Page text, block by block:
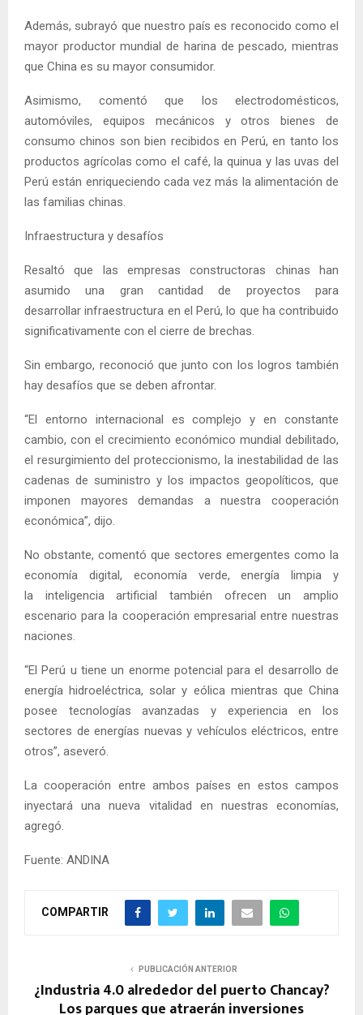
Además, subrayó que nuestro país es reconocido como el
mayor productor mundial de harina de pescado, mientras
que China es su mayor consumidor.
Asimismo, comentó que los electrodomésticos,
automóviles, equipos mecánicos y otros bienes de
consumo chinos son bien recibidos en Perú, en tanto los
productos agrícolas como el café, la quinua y las uvas del
Perú están enriqueciendo cada vez más la alimentación de
las familias chinas.
Infraestructura y desafíos
Resaltó que las empresas constructoras chinas han
asumido una gran cantidad de proyectos para
desarrollar infraestructura en el Perú, lo que ha contribuido
significativamente con el cierre de brechas.
Sin embargo, reconoció que junto con los logros también
hay desafíos que se deben afrontar.
“El entorno internacional es complejo y en constante
cambio, con el crecimiento económico mundial debilitado,
el resurgimiento del proteccionismo, la inestabilidad de las
cadenas de suministro y los impactos geopolíticos, que
imponen mayores demandas a nuestra cooperación
económica”, dijo.
No obstante, comentó que sectores emergentes como la
economía digital, economía verde, energía limpia y
la inteligencia artificial también ofrecen un amplio
escenario para la cooperación empresarial entre nuestras
naciones.
“El Perú u tiene un enorme potencial para el desarrollo de
energía hidroeléctrica, solar y eólica mientras que China
posee tecnologías avanzadas y experiencia en los
sectores de energías nuevas y vehículos eléctricos, entre
otros”, aseveró.
La cooperación entre ambos países en estos campos
inyectará una nueva vitalidad en nuestras economías,
agregó.
Fuente: ANDINA
COMPARTIR
PUBLICACIÓN ANTERIOR
¿Industria 4.0 alrededor del puerto Chancay?
Los parques que atraerán inversiones